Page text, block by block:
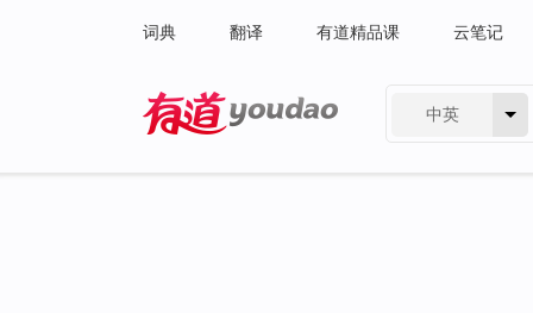
词典 翻译 有道精品课 云笔记
中英